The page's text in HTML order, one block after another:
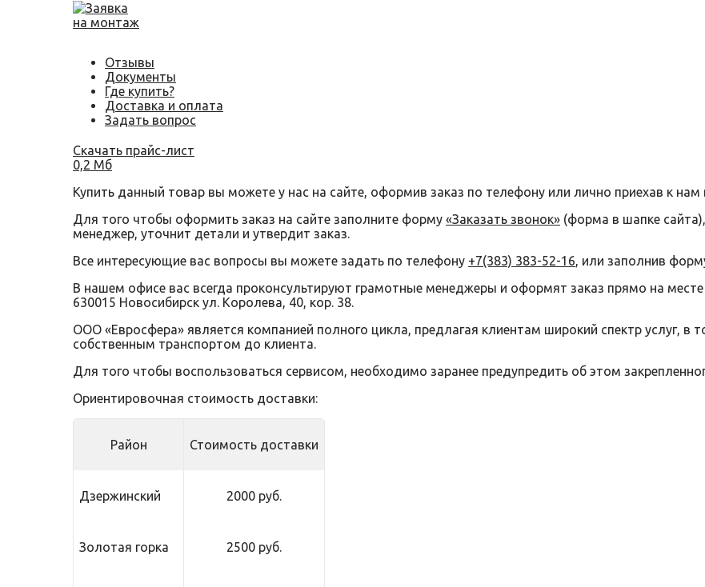
Заявка
на монтаж
Отзывы
Документы
Где купить?
Доставка и оплата
Задать вопрос
Скачать прайс-лист
0,2 Мб
Купить данный товар вы можете у нас на сайте, оформив заказ по телефону или лично приехав к нам
Для того чтобы оформить заказ на сайте заполните форму «Заказать звонок» (форма в шапке
менеджер, уточнит детали и утвердит заказ.
Все интересующие вас вопросы вы можете задать по телефону +7(383) 383-52-16, или заполнив
В нашем офисе вас всегда проконсультируют грамотные менеджеры и оформят заказ прямо на месте
630015 Новосибирск ул. Королева, 40, кор. 38.
ООО «Евросфера» является компанией полного цикла, предлагая клиентам широкий спектр услуг, в
собственным транспортом до клиента.
Для того чтобы воспользоваться сервисом, необходимо заранее предупредить об этом
Ориентировочная стоимость доставки:
Район Стоимость доставки
Дзержинский 2000 руб.
Золотая горка 2500 руб.